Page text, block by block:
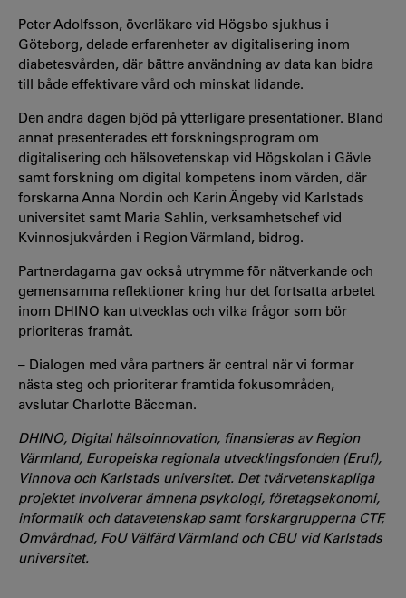
Peter Adolfsson, överläkare vid Högsbo sjukhus i
Göteborg, delade erfarenheter av digitalisering inom
diabetesvården, där bättre användning av data kan bidra
till både effektivare vård och minskat lidande.
Den andra dagen bjöd på ytterligare presentationer. Bland
annat presenterades ett forskningsprogram om
digitalisering och hälsovetenskap vid Högskolan i Gävle
samt forskning om digital kompetens inom vården, där
forskarna Anna Nordin och Karin Ängeby vid Karlstads
universitet samt Maria Sahlin, verksamhetschef vid
Kvinnosjukvården i Region Värmland, bidrog.
Partnerdagarna gav också utrymme för nätverkande och
gemensamma reflektioner kring hur det fortsatta arbetet
inom DHINO kan utvecklas och vilka frågor som bör
prioriteras framåt.
– Dialogen med våra partners är central när vi formar
nästa steg och prioriterar framtida fokusområden,
avslutar Charlotte Bäccman.
DHINO, Digital hälsoinnovation, finansieras av Region
Värmland, Europeiska regionala utvecklingsfonden (Eruf),
Vinnova och Karlstads universitet. Det tvärvetenskapliga
projektet involverar ämnena psykologi, företagsekonomi,
informatik och datavetenskap samt forskargrupperna CTF,
Omvårdnad, FoU Välfärd Värmland och CBU vid Karlstads
universitet.